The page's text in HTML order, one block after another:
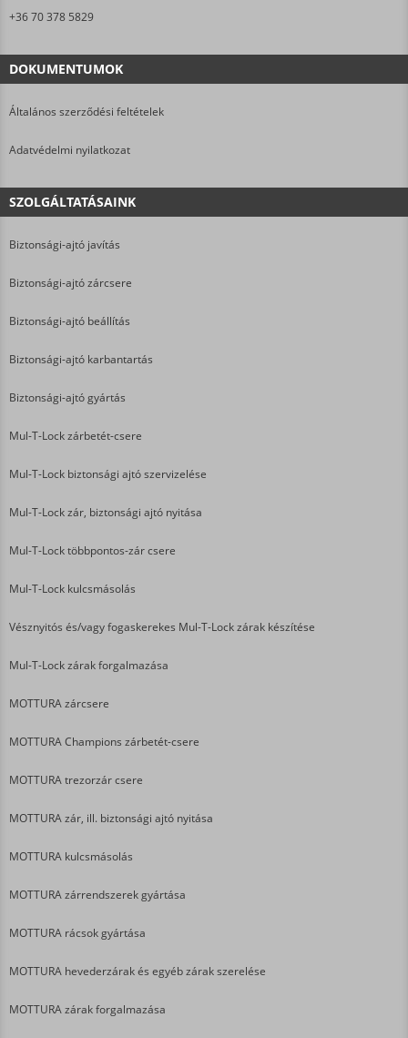
+36 70 378 5829
DOKUMENTUMOK
Általános szerződési feltételek
Adatvédelmi nyilatkozat
SZOLGÁLTATÁSAINK
Biztonsági-ajtó javítás
Biztonsági-ajtó zárcsere
Biztonsági-ajtó beállítás
Biztonsági-ajtó karbantartás
Biztonsági-ajtó gyártás
Mul-T-Lock zárbetét-csere
Mul-T-Lock biztonsági ajtó szervizelése
Mul-T-Lock zár, biztonsági ajtó nyitása
Mul-T-Lock többpontos-zár csere
Mul-T-Lock kulcsmásolás
Vésznyitós és/vagy fogaskerekes Mul-T-Lock zárak készítése
Mul-T-Lock zárak forgalmazása
MOTTURA zárcsere
MOTTURA Champions zárbetét-csere
MOTTURA trezorzár csere
MOTTURA zár, ill. biztonsági ajtó nyitása
MOTTURA kulcsmásolás
MOTTURA zárrendszerek gyártása
MOTTURA rácsok gyártása
MOTTURA hevederzárak és egyéb zárak szerelése
MOTTURA zárak forgalmazása